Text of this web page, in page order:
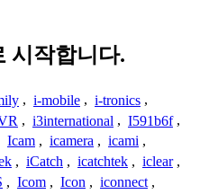
시작합니다.
, i-mobile , i-tronics ,
, i3international , I591b6f ,
Icam , icamera , icami ,
, iCatch , icatchtek , iclear ,
, Icom , Icon , iconnect ,